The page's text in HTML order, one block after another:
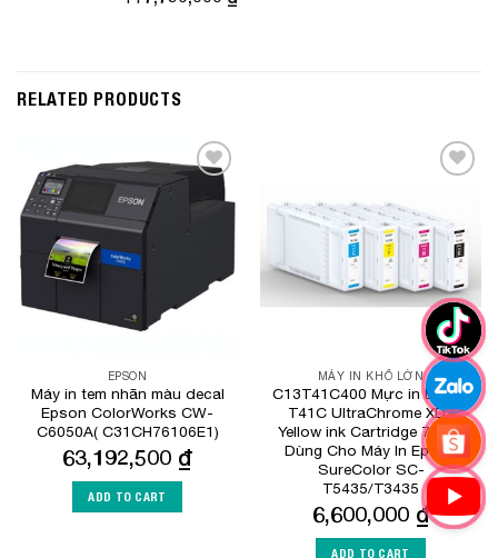
RELATED PRODUCTS
Wishlist
EPSON
Máy in tem nhãn màu decal
Epson ColorWorks CW-
C6050A( C31CH76106E1)
63,192,500 ₫
ADD TO CART
MÁY IN KHỔ LỚN
C13T41C400 Mực in Epson
T41C UltraChrome XD2
Yellow ink Cartridge 700ml
Dùng Cho Máy In Epson
SureColor SC-
T5435/T3435
6,600,000 ₫
ADD TO CART